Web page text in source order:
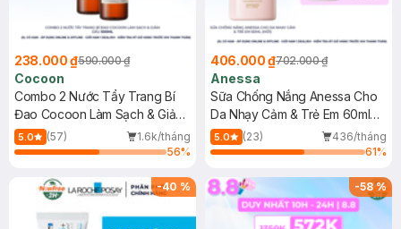
238.000 ₫590.000 ₫
Cocoon
Combo 2 Nước Tẩy Trang Bí
Đao Cocoon Làm Sạch & Giảm
Dầu 500ml
5.0 (57)
1.6k/tháng
56%
406.000 ₫702.000 ₫
Anessa
Sữa Chống Nắng Anessa Cho
Da Nhạy Cảm & Trẻ Em 60ml
(Mới)
5.0 (23)
436/tháng
61%
-40 % -58%